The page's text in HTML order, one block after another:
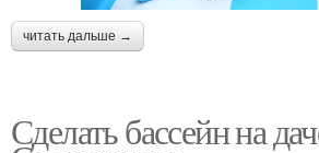
читать дальше →
Сделать бассейн на